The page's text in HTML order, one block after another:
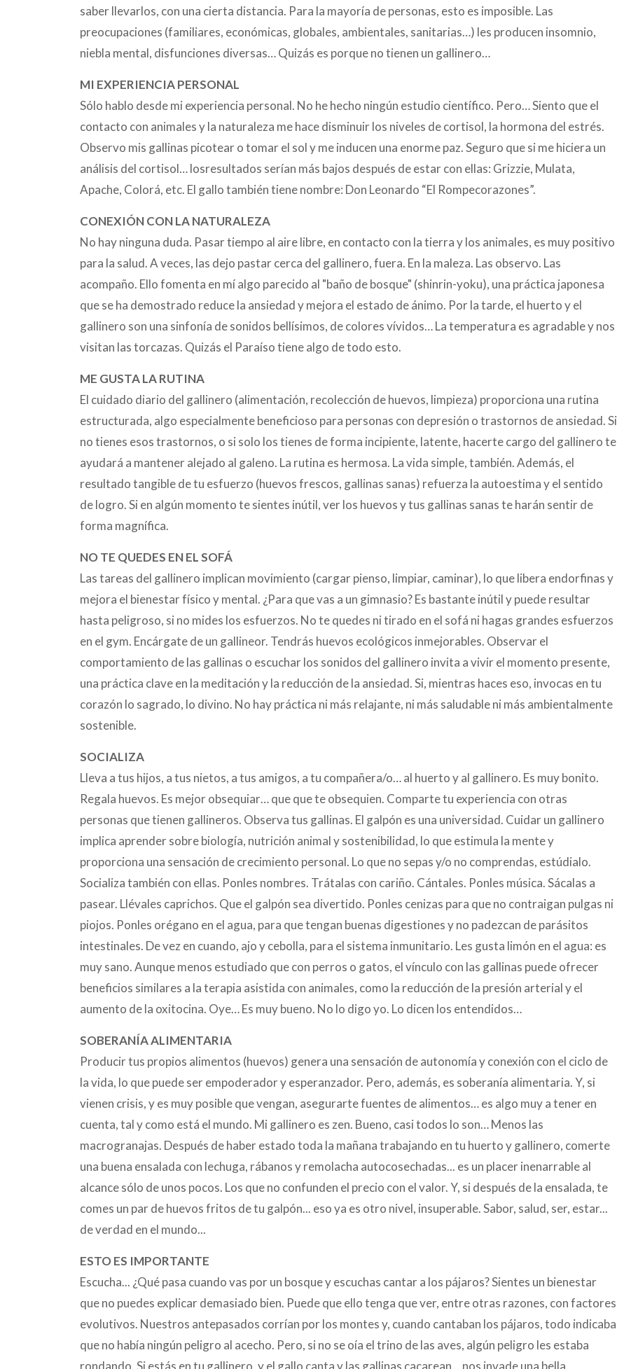
saber llevarlos, con una cierta distancia. Para la mayoría de personas, esto es imposible. Las
preocupaciones (familiares, económicas, globales, ambientales, sanitarias…) les producen insomnio,
niebla mental, disfunciones diversas… Quizás es porque no tienen un gallinero…
MI EXPERIENCIA PERSONAL
Sólo hablo desde mi experiencia personal. No he hecho ningún estudio científico. Pero… Siento que el
contacto con animales y la naturaleza me hace disminuir los niveles de cortisol, la hormona del estrés.
Observo mis gallinas picotear o tomar el sol y me inducen una enorme paz. Seguro que si me hiciera un
análisis del cortisol… losresultados serían más bajos después de estar con ellas: Grizzie, Mulata,
Apache, Colorá, etc. El gallo también tiene nombre: Don Leonardo “El Rompecorazones”.
CONEXIÓN CON LA NATURALEZA
No hay ninguna duda. Pasar tiempo al aire libre, en contacto con la tierra y los animales, es muy positivo
para la salud. A veces, las dejo pastar cerca del gallinero, fuera. En la maleza. Las observo. Las
acompaño. Ello fomenta en mí algo parecido al "baño de bosque" (shinrin-yoku), una práctica japonesa
que se ha demostrado reduce la ansiedad y mejora el estado de ánimo. Por la tarde, el huerto y el
gallinero son una sinfonía de sonidos bellísimos, de colores vívidos… La temperatura es agradable y nos
visitan las torcazas. Quizás el Paraíso tiene algo de todo esto.
ME GUSTA LA RUTINA
El cuidado diario del gallinero (alimentación, recolección de huevos, limpieza) proporciona una rutina
estructurada, algo especialmente beneficioso para personas con depresión o trastornos de ansiedad. Si
no tienes esos trastornos, o si solo los tienes de forma incipiente, latente, hacerte cargo del gallinero te
ayudará a mantener alejado al galeno. La rutina es hermosa. La vida simple, también. Además, el
resultado tangible de tu esfuerzo (huevos frescos, gallinas sanas) refuerza la autoestima y el sentido
de logro. Si en algún momento te sientes inútil, ver los huevos y tus gallinas sanas te harán sentir de
forma magnífica.
NO TE QUEDES EN EL SOFÁ
Las tareas del gallinero implican movimiento (cargar pienso, limpiar, caminar), lo que libera endorfinas y
mejora el bienestar físico y mental. ¿Para que vas a un gimnasio? Es bastante inútil y puede resultar
hasta peligroso, si no mides los esfuerzos. No te quedes ni tirado en el sofá ni hagas grandes esfuerzos
en el gym. Encárgate de un gallineor. Tendrás huevos ecológicos inmejorables. Observar el
comportamiento de las gallinas o escuchar los sonidos del gallinero invita a vivir el momento presente,
una práctica clave en la meditación y la reducción de la ansiedad. Si, mientras haces eso, invocas en tu
corazón lo sagrado, lo divino. No hay práctica ni más relajante, ni más saludable ni más ambientalmente
sostenible.
SOCIALIZA
Lleva a tus hijos, a tus nietos, a tus amigos, a tu compañera/o… al huerto y al gallinero. Es muy bonito.
Regala huevos. Es mejor obsequiar… que que te obsequien. Comparte tu experiencia con otras
personas que tienen gallineros. Observa tus gallinas. El galpón es una universidad. Cuidar un gallinero
implica aprender sobre biología, nutrición animal y sostenibilidad, lo que estimula la mente y
proporciona una sensación de crecimiento personal. Lo que no sepas y/o no comprendas, estúdialo.
Socializa también con ellas. Ponles nombres. Trátalas con cariño. Cántales. Ponles música. Sácalas a
pasear. Llévales caprichos. Que el galpón sea divertido. Ponles cenizas para que no contraigan pulgas ni
piojos. Ponles orégano en el agua, para que tengan buenas digestiones y no padezcan de parásitos
intestinales. De vez en cuando, ajo y cebolla, para el sistema inmunitario. Les gusta limón en el agua: es
muy sano. Aunque menos estudiado que con perros o gatos, el vínculo con las gallinas puede ofrecer
beneficios similares a la terapia asistida con animales, como la reducción de la presión arterial y el
aumento de la oxitocina. Oye… Es muy bueno. No lo digo yo. Lo dicen los entendidos…
SOBERANÍA ALIMENTARIA
Producir tus propios alimentos (huevos) genera una sensación de autonomía y conexión con el ciclo de
la vida, lo que puede ser empoderador y esperanzador. Pero, además, es soberanía alimentaria. Y, si
vienen crisis, y es muy posible que vengan, asegurarte fuentes de alimentos… es algo muy a tener en
cuenta, tal y como está el mundo. Mi gallinero es zen. Bueno, casi todos lo son… Menos las
macrogranajas. Después de haber estado toda la mañana trabajando en tu huerto y gallinero, comerte
una buena ensalada con lechuga, rábanos y remolacha autocosechadas... es un placer inenarrable al
alcance sólo de unos pocos. Los que no confunden el precio con el valor. Y, si después de la ensalada, te
comes un par de huevos fritos de tu galpón... eso ya es otro nivel, insuperable. Sabor, salud, ser, estar...
de verdad en el mundo...
ESTO ES IMPORTANTE
Escucha... ¿Qué pasa cuando vas por un bosque y escuchas cantar a los pájaros? Sientes un bienestar
que no puedes explicar demasiado bien. Puede que ello tenga que ver, entre otras razones, con factores
evolutivos. Nuestros antepasados corrían por los montes y, cuando cantaban los pájaros, todo indicaba
que no había ningún peligro al acecho. Pero, si no se oía el trino de las aves, algún peligro les estaba
rondando. Si estás en tu gallinero, y el gallo canta y las gallinas cacarean... nos invade una bella